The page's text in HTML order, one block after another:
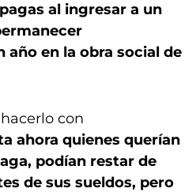
al ingresar a un
en la obra social de
con
ahora quienes querían
podían restar de
de sus sueldos, pero